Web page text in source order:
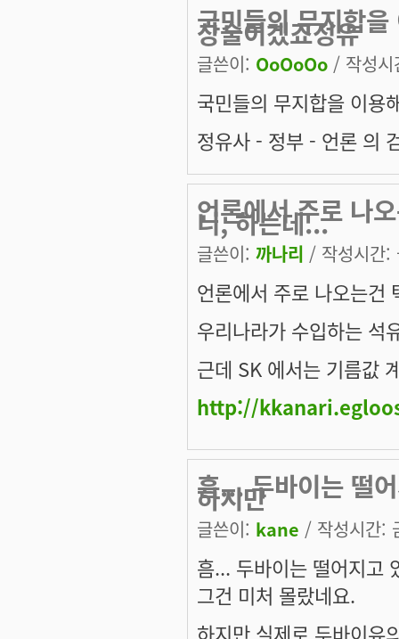
국민들의 무지합
상술이겠죠정유
글쓴이: OoOoOo / 작성
국민들의 무지합을 이용
정유사 - 정부 - 언론 의
언론에서 주로 나
니, 하는데...
글쓴이: 까나리 / 작성시간
언론에서 주로 나오는건
우리나라가 수입하는 석
근데 SK 에서는 기름값
http://
흠... 두바이는 떨
하지만
글쓴이: kane / 작성시간:
흠... 두바이는 떨어지고
그건 미처 몰랐네요.
하지만 실제로 두바이유